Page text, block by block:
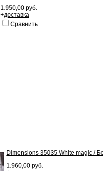
1.950,00 руб.
+доставка
Сравнить
Dimensions 35035 White magic /
1.960,00 руб.